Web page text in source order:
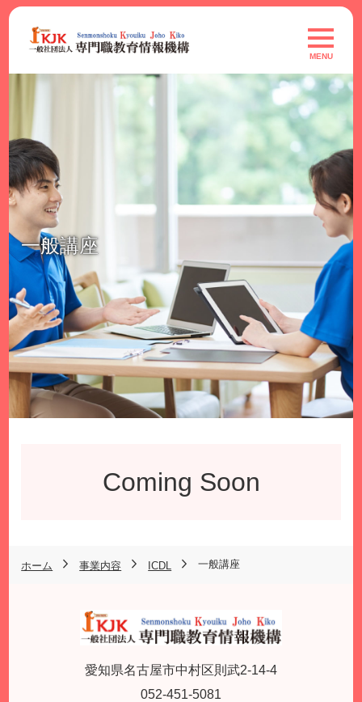
Skip
content
toggle
MENU
一般講座
Coming Soon
ホーム 事業内容 ICDL 一般講座
愛知県名古屋市中村区則武2-14-4
052-451-5081